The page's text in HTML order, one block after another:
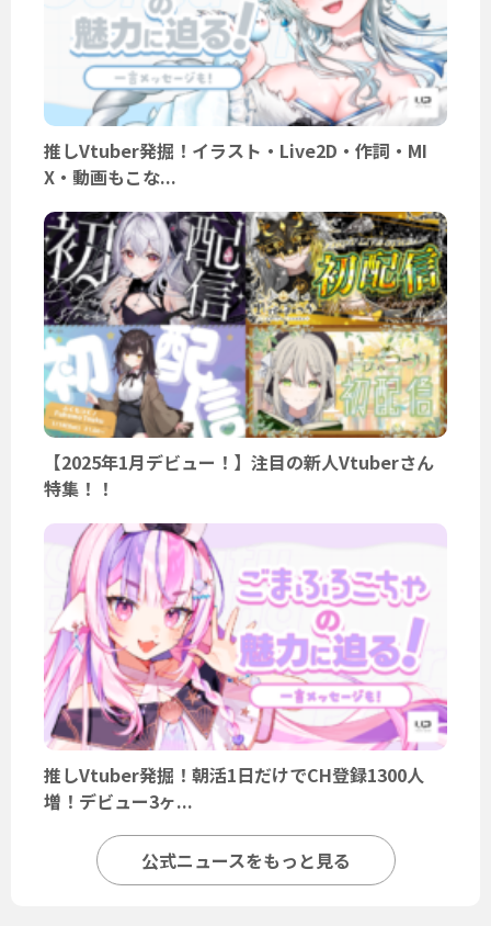
推しVtuber発掘！イラスト・Live2D・作詞・MI
X・動画もこな...
【2025年1月デビュー！】注目の新人Vtuberさん
特集！！
推しVtuber発掘！朝活1日だけでCH登録1300人
増！デビュー3ヶ...
公式ニュースをもっと見る